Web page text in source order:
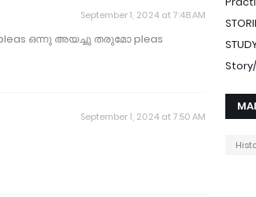
September 1, 2024 at 7:48 AM
ഒന്നു അയച്ചു തരുമോ pleas
September 1, 2024 at 7:50 AM